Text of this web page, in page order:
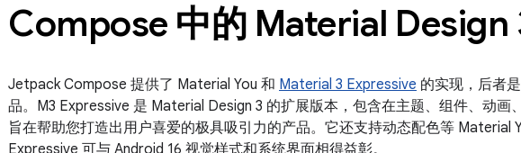
Compose 中的 Material Design
Jetpack Compose 提供了 Material You 和 Material 3 Expressive 的实现，后者
品。M3 Expressive 是 Material Design 3 的扩展版本，包含在主题、组件、动画
旨在帮助您打造出用户喜爱的极具吸引力的产品。它还支持动态配色等 Material
Expressive 可与 Android 16 视觉样式和系统界面相得益彰。